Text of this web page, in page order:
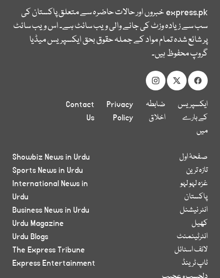
express.pkخبروں اور حالات حاضرہ سے متعلق پاکستان کی
سب سے زیادہ وزٹ کی جانے والی ویب سائٹ ہے۔ اس ویب سائٹ
پر شائع شدہ تمام مواد کے جملہ حقوق بحق ایکسپریس میڈیا
گروپ محفوظ ہیں۔
ایکسپریس
کے بارے
میں
ضابطہ
اخلاق
Privacy
Policy
Contact
Us
صفحۂ اول
تازہ ترین
غزہ لہو لہو
پاکستان
انٹر نیشنل
کھیل
انٹرٹینمنٹ
لائف اسٹائل
ٹاپ ٹرینڈ
Showbiz News in Urdu
Sports News in Urdu
International News in
Urdu
Business News in Urdu
Urdu Magazine
Urdu Blogs
The Express Tribune
Express Entertainment